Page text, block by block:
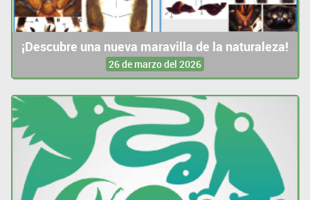
¡Descubre una nueva maravilla de la naturaleza!
26 de marzo del 2026